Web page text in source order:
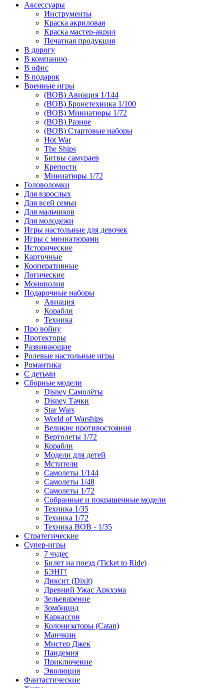
Аксессуары
Инструменты
Краска акриловая
Краска мастер-акрил
Печатная продукция
В дорогу
В компанию
В офис
В подарок
Военные игры
(ВОВ) Авиация 1/144
(ВОВ) Бронетехника 1/100
(ВОВ) Миниатюры 1/72
(ВОВ) Разное
(ВОВ) Стартовые наборы
Hot War
The Ships
Битвы самураев
Крепости
Миниатюры 1/72
Головоломки
Для взрослых
Для всей семьи
Для мальчиков
Для молодежи
Игры настольные для девочек
Игры с миниатюрами
Исторические
Карточные
Кооперативные
Логические
Монополия
Подарочные наборы
Авиация
Корабли
Техника
Про войну
Протекторы
Развивающие
Ролевые настольные игры
Романтика
С детьми
Сборные модели
Disney Самолёты
Disney Тачки
Star Wars
World of Warships
Великие противостояния
Вертолеты 1/72
Корабли
Модели для детей
Мстители
Самолеты 1/144
Самолеты 1/48
Самолеты 1/72
Собранные и покрашенные модели
Техника 1/35
Техника 1/72
Техника ВОВ - 1/35
Стратегические
Супер-игры
7 чудес
Билет на поезд (Ticket to Ride)
БЭНГ!
Диксит (Dixit)
Древний Ужас Аркхэма
Зельеварение
Зомбицид
Каркассон
Колонизаторы (Catan)
Манчкин
Мистер Джек
Пандемия
Приключение
Эволюция
Фантастические